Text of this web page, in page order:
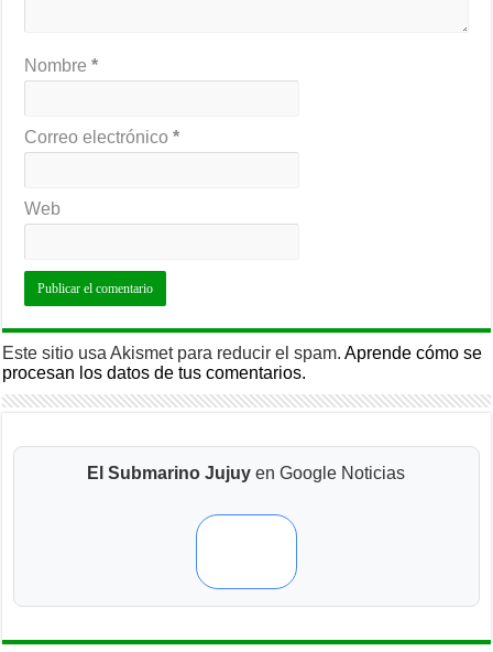
Nombre*
Correo electrónico*
Web
Este sitio usa Akismet para reducir el spam.Aprende cómo se
procesan los datos de tus comentarios.
El Submarino Jujuy en Google Noticias